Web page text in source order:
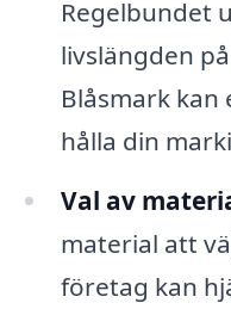
Regelbundet
livslängden
Blåsmark
hålla din
Val av
material att
företag kan